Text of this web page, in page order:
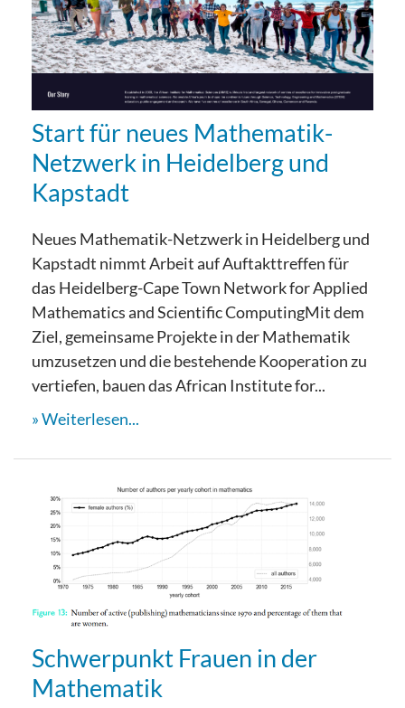
Start für neues Mathematik-
Netzwerk in Heidelberg und
Kapstadt
Neues Mathematik-Netzwerk in Heidelberg und
Kapstadt nimmt Arbeit auf Auftakttreffen für
das Heidelberg-Cape Town Network for Applied
Mathematics and Scientific ComputingMit dem
Ziel, gemeinsame Projekte in der Mathematik
umzusetzen und die bestehende Kooperation zu
vertiefen, bauen das African Institute for...
Weiterlesen...
Schwerpunkt Frauen in der
Mathematik